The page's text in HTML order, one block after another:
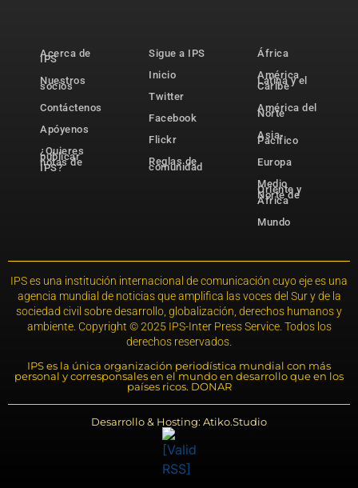
Acerca de
IPS
Nuestros
socios
Contáctenos
Apóyenos
¿Quieres
publicar
notas de
IPS?
Sigue a IPS
Inicio
Twitter
Facebook
Flickr
Reglas de
comunidad
África
América
Latina y el
Caribe
América del
Norte
Asia-
Pacífico
Europa
Medio
Oriente y
Norte de
África
Mundo
IPS es una institución internacional de comunicación cuyo eje es una
agencia mundial de noticias que amplifica las voces del Sur y de la
sociedad civil sobre desarrollo, globalización, derechos humanos y
ambiente. Copyright © 2025 IPS-Inter Press Service. Todos los
derechos reservados.
IPS es la única organización periodística mundial con más
personal y corresponsales en el mundo en desarrollo que en los
países ricos. DONAR
Desarrollo & Hosting: Atiko.Studio